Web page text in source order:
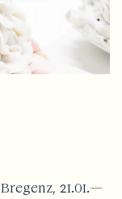
21.01.—